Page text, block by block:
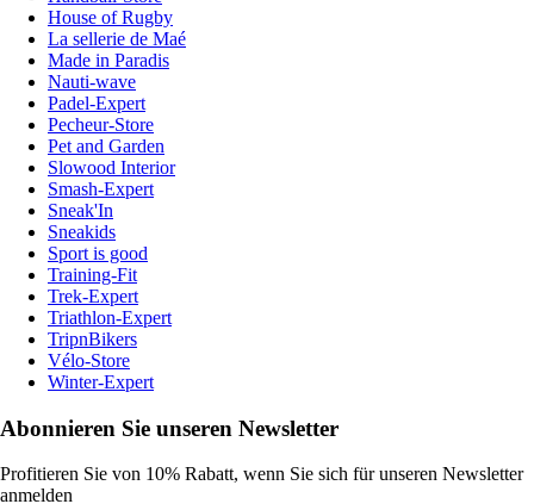
House of Rugby
La sellerie de Maé
Made in Paradis
Nauti-wave
Padel-Expert
Pecheur-Store
Pet and Garden
Slowood Interior
Smash-Expert
Sneak'In
Sneakids
Sport is good
Training-Fit
Trek-Expert
Triathlon-Expert
TripnBikers
Vélo-Store
Winter-Expert
Abonnieren Sie unseren Newsletter
Profitieren Sie von 10% Rabatt, wenn Sie sich für unseren Newsletter
anmelden